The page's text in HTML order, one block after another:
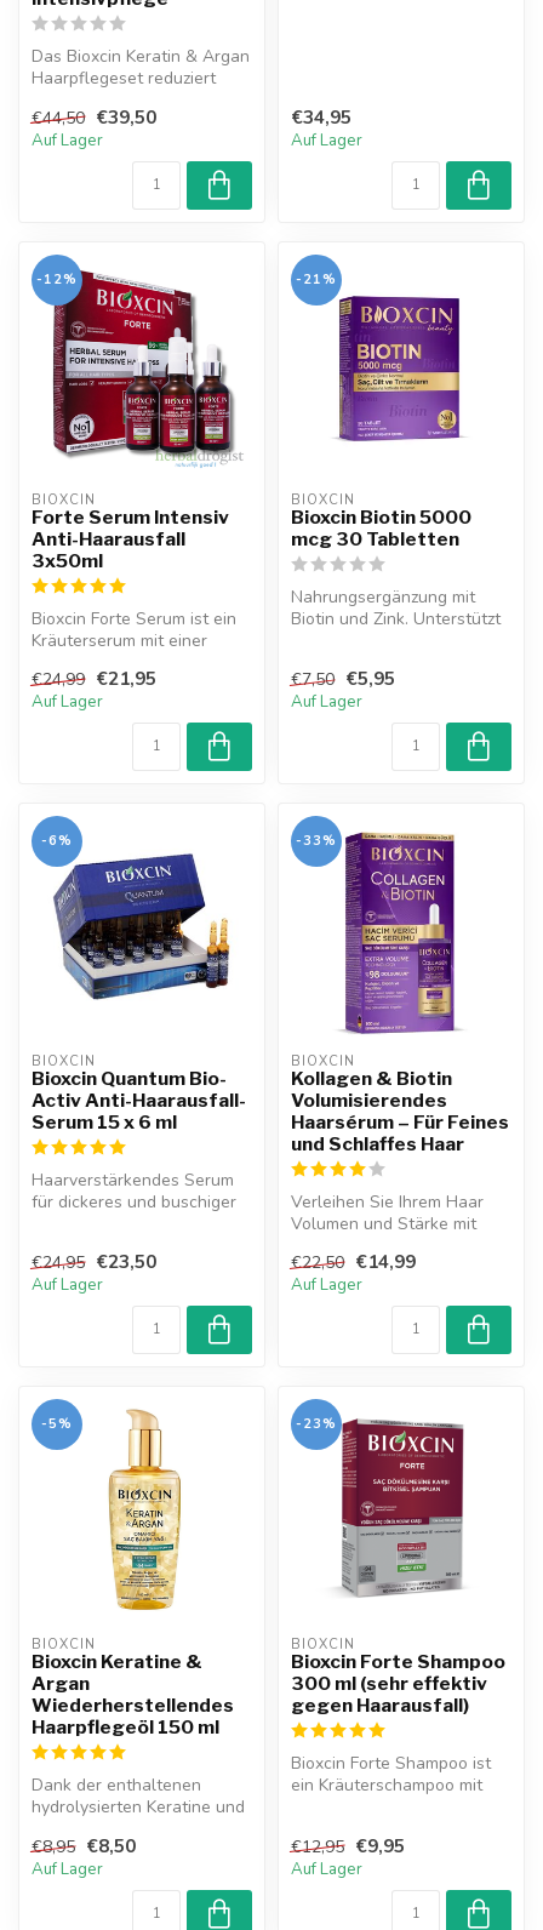
Das Bioxcin Keratin & Argan
Haarpflegeset reduziert
pfle...
€44,50 €39,50
Auf Lager
€34,95
Auf Lager
-12%
BIOXCIN
Forte Serum Intensiv
Anti-Haarausfall
3x50ml
Bioxcin Forte Serum ist ein
Kräuterserum mit einer
Mensch...
€24,99 €21,95
Auf Lager
-21%
BIOXCIN
Bioxcin Biotin 5000
mcg 30 Tabletten
Nahrungsergänzung mit
Biotin und Zink. Unterstützt
€7,50 €5,95
Auf Lager
-6%
BIOXCIN
Bioxcin Quantum Bio-
Activ Anti-Haarausfall-
Serum 15 x 6 ml
Haarverstärkendes Serum
für dickeres und buschiger
€24,95 €23,50
Auf Lager
-33%
BIOXCIN
Kollagen & Biotin
Volumisierendes
Haarsérum – Für Feines
und Schlaffes Haar
Verleihen Sie Ihrem Haar
Volumen und Stärke mit
Biotin Vo...
€22,50 €14,99
Auf Lager
-5%
BIOXCIN
Bioxcin Keratine &
Argan
Wiederherstellendes
Haarpflegeöl 150 ml
Dank der enthaltenen
hydrolysierten Keratine und
hy...
€8,95 €8,50
Auf Lager
-23%
BIOXCIN
Bioxcin Forte Shampoo
300 ml (sehr effektiv
gegen Haarausfall)
Bioxcin Forte Shampoo ist
ein Kräuterschampoo mit
€12,95 €9,95
Auf Lager